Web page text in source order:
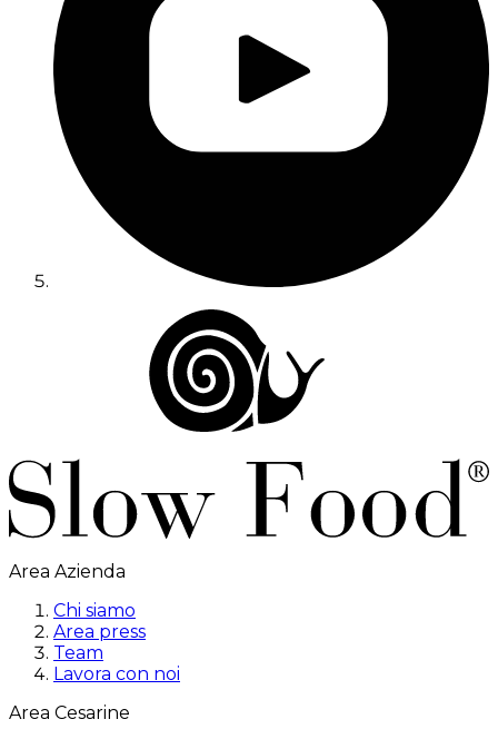
Area Azienda
Chi siamo
Area press
Team
Lavora con noi
Area Cesarine